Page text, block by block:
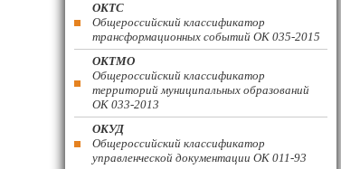
ОКТС
Общероссийский классификатор
трансформационных событий ОК 035-2015
ОКТМО
Общероссийский классификатор
территорий муниципальных образований
ОК 033-2013
ОКУД
Общероссийский классификатор
управленческой документации ОК 011-93